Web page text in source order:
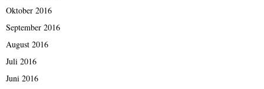
Oktober 2016
September 2016
August 2016
Juli 2016
Juni 2016